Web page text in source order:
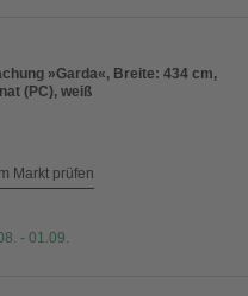
»Garda«, Breite: 434 cm,
(PC), weiß
Markt prüfen
- 01.09.